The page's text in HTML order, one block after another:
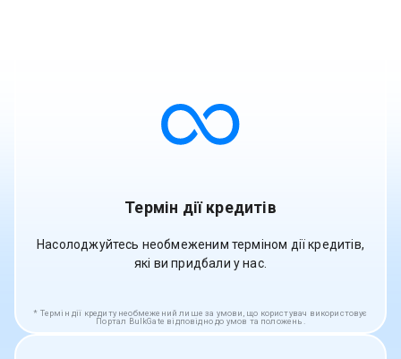
Термін дії кредитів
Насолоджуйтесь необмеженим терміном дії кредитів,
які ви придбали у нас.
Термін дії кредиту необмежений лише за умови, що користувач використовує
Портал BulkGate відповідно до умов та положень.